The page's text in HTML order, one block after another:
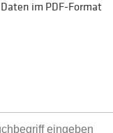
Daten im PDF-Format